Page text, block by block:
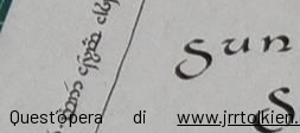
Quest’opera di